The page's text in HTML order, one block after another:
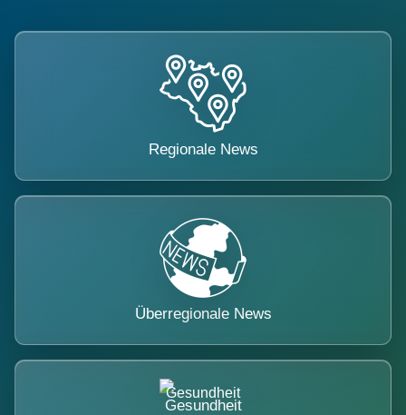
Regionale News
Überregionale News
Gesundheit